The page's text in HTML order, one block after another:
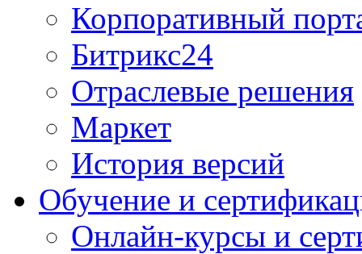
Корпоративный
Битрикс24
Отраслевые решения
Маркет
История версий
Обучение и
Онлайн-курсы и